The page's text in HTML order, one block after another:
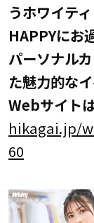
うホワイテ
HAPPYにお
パーソナル
た魅力的な
Webサイト
hikagai.jp/
60